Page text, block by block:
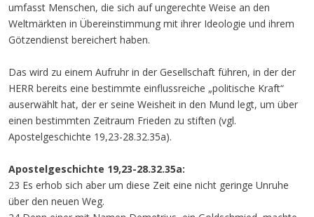
umfasst Menschen, die sich auf ungerechte Weise an den
Weltmärkten in Übereinstimmung mit ihrer Ideologie und ihrem
Götzendienst bereichert haben.
Das wird zu einem Aufruhr in der Gesellschaft führen, in der der
HERR bereits eine bestimmte einflussreiche „politische Kraft“
auserwählt hat, der er seine Weisheit in den Mund legt, um über
einen bestimmten Zeitraum Frieden zu stiften (vgl.
Apostelgeschichte 19,23-28.32.35a).
Apostelgeschichte 19,23-28.32.35a:
23 Es erhob sich aber um diese Zeit eine nicht geringe Unruhe
über den neuen Weg.